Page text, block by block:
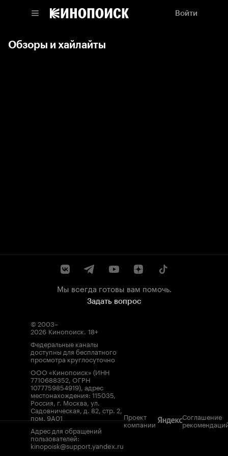
Войти
Обзоры и хайлайты
Мы всегда готовы вам помочь.
Задать вопрос
© 2003–
2026 Кинопоиск. 18+
Федеральные каналы
доступны для бесплатного
просмотра круглосуточно
ООО «Кинопоиск» (ИНН
7710688352, ОГРН
1077759854919), адрес
местонахождения: 115035,
Россия, г. Москва, ул.
Садовническая, д. 82, стр. 2,
пом. 9А01
Адрес для обращений
пользователей:
kinopoisk@support.yandex.ru
Проект
компании
Соглашение